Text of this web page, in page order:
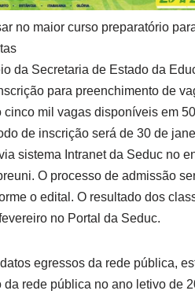
no maior curso preparatório
da Secretaria de Estado da
para preenchimento de
mil vagas disponíveis em
de inscrição será de 30 de
sistema Intranet da Seduc no
O processo de admissão
o edital. O resultado dos
no Portal da Seduc.
egressos da rede pública,
rede pública no ano letivo de